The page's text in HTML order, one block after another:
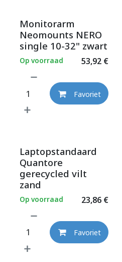
Monitorarm
Neomounts NERO
single 10-32" zwart
53,92€
Op voorraad
Favoriet
Laptopstandaard
Quantore
gerecycled vilt
zand
23,86€
Op voorraad
Favoriet